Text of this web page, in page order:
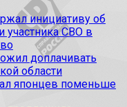
инициативу об
участника СВО в
доплачивать
области
японцев поменьше